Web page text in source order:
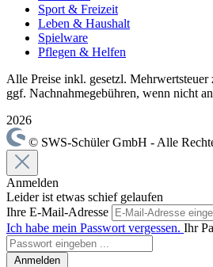
Sport & Freizeit
Leben & Haushalt
Spielware
Pflegen & Helfen
Alle Preise inkl. gesetzl. Mehrwertsteuer
ggf. Nachnahmegebühren, wenn nicht
2026
© SWS-Schüler GmbH - Alle
Anmelden
Leider ist etwas schief gelaufen
Ihre E-Mail-Adresse
Ich habe mein Passwort vergessen. Ihr
Anmelden